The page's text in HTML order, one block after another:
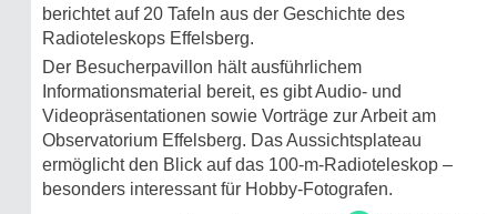
berichtet auf 20 Tafeln aus der Geschichte des
Radioteleskops Effelsberg.
Der Besucherpavillon hält ausführlichem
Informationsmaterial bereit, es gibt Audio- und
Videopräsentationen sowie Vorträge zur Arbeit am
Observatorium Effelsberg. Das Aussichtsplateau
ermöglicht den Blick auf das 100-m-Radioteleskop –
besonders interessant für Hobby-Fotografen.